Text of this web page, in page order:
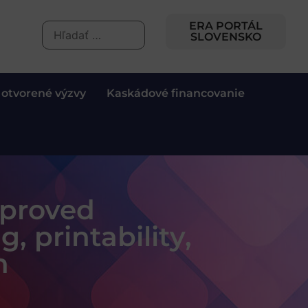
ERA PORTÁL
SLOVENSKO
výzvy Kaskádové financovanie
printability,